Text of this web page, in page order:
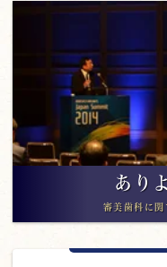
あり
審美歯科に